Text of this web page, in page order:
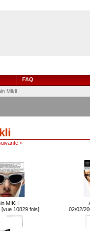
FAQ
Mikli
»
MIKLI
[vue 10829 fois]
02/02/